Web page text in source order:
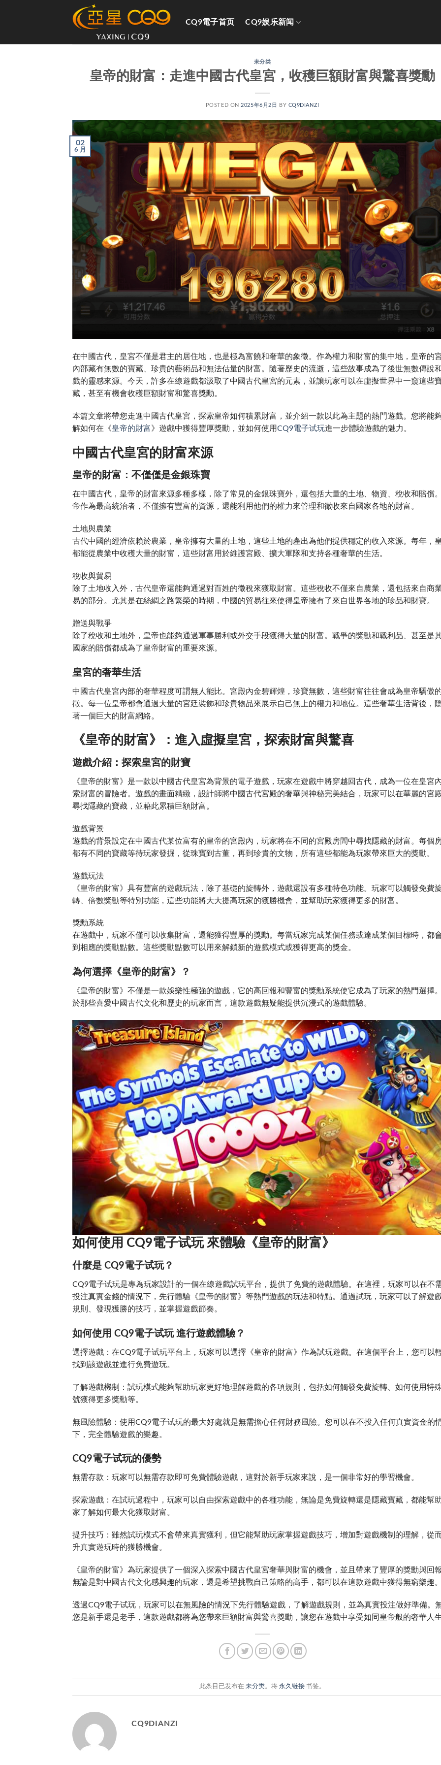
CQ9電子首页 CQ9娱乐新闻
未分类
皇帝的財富：走進中國古代皇宮，收穫巨額財富與驚喜獎勳
POSTED ON 2025年6月2日 BY CQ9DIANZI
02
6 月
在中國古代，皇宮不僅是君主的居住地，也是極為富饒和奢華的象徵。作為權力和財富的集中地，皇帝的
內部藏有無數的寶藏、珍貴的藝術品和無法估量的財富。隨著歷史的流逝，這些故事成為了後世無數傳說
戲的靈感來源。今天，許多在線遊戲都汲取了中國古代皇宮的元素，並讓玩家可以在虛擬世界中一窺這些
藏，甚至有機會收穫巨額財富和驚喜獎勳。
本篇文章將帶您走進中國古代皇宮，探索皇帝如何積累財富，並介紹一款以此為主題的熱門遊戲。您將能
解如何在《皇帝的財富 》遊戲中獲得豐厚獎勳，並如何使用CQ9電子试玩進一步體驗遊戲的魅力。
中國古代皇宮的財富來源
皇帝的財富：不僅僅是金銀珠寶
在中國古代，皇帝的財富來源多種多樣，除了常見的金銀珠寶外，還包括大量的土地、物資、稅收和賠償
帝作為最高統治者，不僅擁有豐富的資源，還能利用他們的權力來管理和徵收來自國家各地的財富。
土地與農業
古代中國的經濟依賴於農業，皇帝擁有大量的土地，這些土地的產出為他們提供穩定的收入來源。每年，
都能從農業中收穫大量的財富，這些財富用於維護宮殿、擴大軍隊和支持各種奢華的生活。
稅收與貿易
除了土地收入外，古代皇帝還能夠通過對百姓的徵稅來獲取財富。這些稅收不僅來自農業，還包括來自商
易的部分。尤其是在絲綢之路繁榮的時期，中國的貿易往來使得皇帝擁有了來自世界各地的珍品和財寶。
贈送與戰爭
除了稅收和土地外，皇帝也能夠通過軍事勝利或外交手段獲得大量的財富。戰爭的獎勳和戰利品、甚至是
國家的賠償都成為了皇帝財富的重要來源。
皇宮的奢華生活
中國古代皇宮內部的奢華程度可謂無人能比。宮殿內金碧輝煌，珍寶無數，這些財富往往會成為皇帝驕傲
徵。每一位皇帝都會通過大量的宮廷裝飾和珍貴物品來展示自己無上的權力和地位。這些奢華生活背後，
著一個巨大的財富網絡。
《皇帝的財富》：進入虛擬皇宮，探索財富與驚喜
遊戲介紹：探索皇宮的財寶
《皇帝的財富》是一款以中國古代皇宮為背景的電子遊戲，玩家在遊戲中將穿越回古代，成為一位在皇宮
索財富的冒險者。遊戲的畫面精緻，設計師將中國古代宮殿的奢華與神秘完美結合，玩家可以在華麗的宮
尋找隱藏的寶藏，並藉此累積巨額財富。
遊戲背景
遊戲的背景設定在中國古代某位富有的皇帝的宮殿內，玩家將在不同的宮殿房間中尋找隱藏的財富。每個
都有不同的寶藏等待玩家發掘，從珠寶到古董，再到珍貴的文物，所有這些都能為玩家帶來巨大的獎勳。
遊戲玩法
《皇帝的財富》具有豐富的遊戲玩法，除了基礎的旋轉外，遊戲還設有多種特色功能。玩家可以觸發免費
轉、倍數獎勳等特別功能，這些功能將大大提高玩家的獲勝機會，並幫助玩家獲得更多的財富。
獎勳系統
在遊戲中，玩家不僅可以收集財富，還能獲得豐厚的獎勳。每當玩家完成某個任務或達成某個目標時，都
到相應的獎勳點數。這些獎勳點數可以用來解鎖新的遊戲模式或獲得更高的獎金。
為何選擇《皇帝的財富》？
《皇帝的財富》不僅是一款娛樂性極強的遊戲，它的高回報和豐富的獎勳系統使它成為了玩家的熱門選擇
於那些喜愛中國古代文化和歷史的玩家而言，這款遊戲無疑能提供沉浸式的遊戲體驗。
如何使用 CQ9電子试玩 來體驗《皇帝的財富》
什麼是 CQ9電子试玩？
CQ9電子试玩是專為玩家設計的一個在線遊戲試玩平台，提供了免費的遊戲體驗。在這裡，玩家可以在不
投注真實金錢的情況下，先行體驗《皇帝的財富》等熱門遊戲的玩法和特點。通過試玩，玩家可以了解遊
規則、發現獲勝的技巧，並掌握遊戲節奏。
如何使用 CQ9電子试玩 進行遊戲體驗？
選擇遊戲：在CQ9電子试玩平台上，玩家可以選擇《皇帝的財富》作為試玩遊戲。在這個平台上，您可以
找到該遊戲並進行免費遊玩。
了解遊戲機制：試玩模式能夠幫助玩家更好地理解遊戲的各項規則，包括如何觸發免費旋轉、如何使用特
號獲得更多獎勳等。
無風險體驗：使用CQ9電子试玩的最大好處就是無需擔心任何財務風險。您可以在不投入任何真實資金的
下，完全體驗遊戲的樂趣。
CQ9電子试玩的優勢
無需存款：玩家可以無需存款即可免費體驗遊戲，這對於新手玩家來說，是一個非常好的學習機會。
探索遊戲：在試玩過程中，玩家可以自由探索遊戲中的各種功能，無論是免費旋轉還是隱藏寶藏，都能幫
家了解如何最大化獲取財富。
提升技巧：雖然試玩模式不會帶來真實獲利，但它能幫助玩家掌握遊戲技巧，增加對遊戲機制的理解，從
升真實遊玩時的獲勝機會。
《皇帝的財富》為玩家提供了一個深入探索中國古代皇宮奢華與財富的機會，並且帶來了豐厚的獎勳與回報
無論是對中國古代文化感興趣的玩家，還是希望挑戰自己策略的高手，都可以在這款遊戲中獲得無窮樂趣。
透過CQ9電子试玩，玩家可以在無風險的情況下先行體驗遊戲，了解遊戲規則，並為真實投注做好準備。
您是新手還是老手，這款遊戲都將為您帶來巨額財富與驚喜獎勳，讓您在遊戲中享受如同皇帝般的奢華人生
此条目已发布在未分类。将永久链接 书签。
CQ9DIANZI